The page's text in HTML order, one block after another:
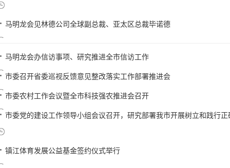
马明龙会见林德公司全球副总裁、亚太区总裁毕诺德
马明龙会办信访事项、研究推进全市信访工作
市委召开省委巡视反馈意见整改落实工作部署推进会
市委农村工作会议暨全市科技强农推进会召开
市委党的建设工作领导小组会议召开，研究部署我市开展树立和践行
镇江体育发展公益基金签约仪式举行